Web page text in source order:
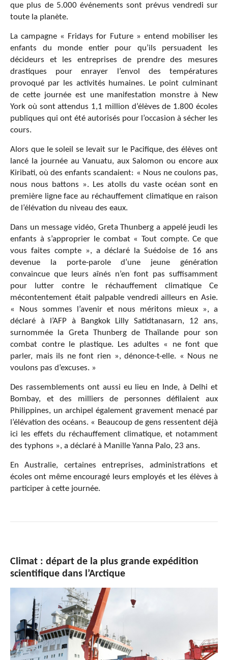
que plus de 5.000 événements sont prévus vendredi sur
toute la planète.
La campagne « Fridays for Future » entend mobiliser les
enfants du monde entier pour qu’ils persuadent les
décideurs et les entreprises de prendre des mesures
drastiques pour enrayer l’envol des températures
provoqué par les activités humaines. Le point culminant
de cette journée est une manifestation monstre à New
York où sont attendus 1,1 million d’élèves de 1.800 écoles
publiques qui ont été autorisés pour l’occasion à sécher les
cours.
Alors que le soleil se levait sur le Pacifique, des élèves ont
lancé la journée au Vanuatu, aux Salomon ou encore aux
Kiribati, où des enfants scandaient: « Nous ne coulons pas,
nous nous battons ». Les atolls du vaste océan sont en
première ligne face au réchauffement climatique en raison
de l’élévation du niveau des eaux.
Dans un message vidéo, Greta Thunberg a appelé jeudi les
enfants à s’approprier le combat « Tout compte. Ce que
vous faites compte », a déclaré la Suédoise de 16 ans
devenue la porte-parole d’une jeune génération
convaincue que leurs aînés n’en font pas suffisamment
pour lutter contre le réchauffement climatique Ce
mécontentement était palpable vendredi ailleurs en Asie.
« Nous sommes l’avenir et nous méritons mieux », a
déclaré à l’AFP à Bangkok Lilly Satidtanasarn, 12 ans,
surnommée la Greta Thunberg de Thaïlande pour son
combat contre le plastique. Les adultes « ne font que
parler, mais ils ne font rien », dénonce-t-elle. « Nous ne
voulons pas d’excuses. »
Des rassemblements ont aussi eu lieu en Inde, à Delhi et
Bombay, et des milliers de personnes défilaient aux
Philippines, un archipel également gravement menacé par
l’élévation des océans. « Beaucoup de gens ressentent déjà
ici les effets du réchauffement climatique, et notamment
des typhons », a déclaré à Manille Yanna Palo, 23 ans.
En Australie, certaines entreprises, administrations et
écoles ont même encouragé leurs employés et les élèves à
participer à cette journée.
Climat : départ de la plus grande expédition
scientifique dans l’Arctique